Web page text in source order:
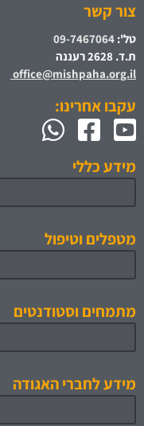
צור קשר
טל': 09-7467064
ת.ד. 2628 רעננה
office@mishpaha.org.il
עקבו אחרינו:
מידע כללי
מטפלים וטיפול
מתמחים וסטודנטים
מידע לחברי האגודה